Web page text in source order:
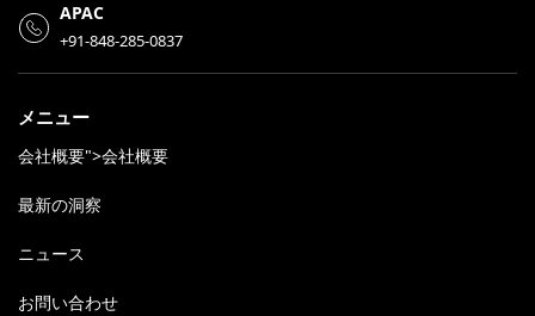
APAC
+91-848-285-0837
メニュー
会社概要">会社概要
最新の洞察
ニュース
お問い合わせ